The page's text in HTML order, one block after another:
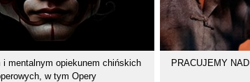
i mentalnym opiekunem chińskich
w tym Opery
PRACUJEMY